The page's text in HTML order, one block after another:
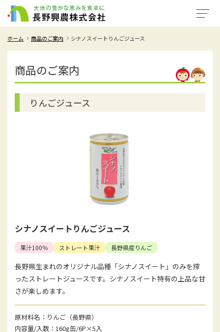
ホーム 商品のご案内 シナノスイートりんごジュース
商品のご案内
りんごジュース
シナノスイートりんごジュース
果汁100％ ストレート果汁 長野県産りんご
長野県生まれのオリジナル品種「シナノスイート」のみを搾
ったストレートジュースです。シナノスイート特有の上品な甘
さが楽しめます。
原材料名
りんご（長野県）
内容量/入数
160g缶/6P×5入